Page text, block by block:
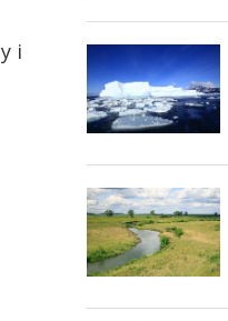
i